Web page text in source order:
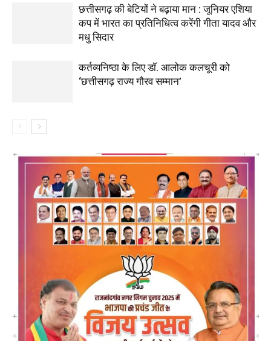
छत्तीसगढ़ की बेटियों ने बढ़ाया मान : जूनियर एशिया
कप में भारत का प्रतिनिधित्व करेंगी गीता यादव और
मधु सिदार
कर्तव्यनिष्ठा के लिए डॉ. आलोक कलचूरी को
‘छत्तीसगढ़ राज्य गौरव सम्मान’